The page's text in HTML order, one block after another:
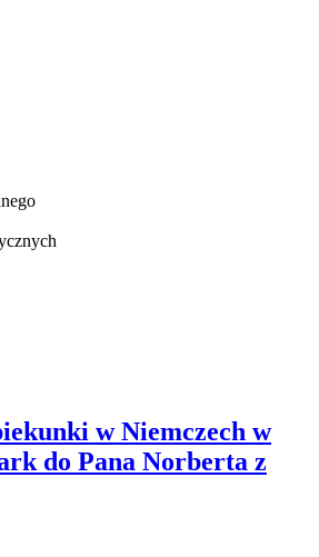
w Niemczech w
do Pana Norberta z